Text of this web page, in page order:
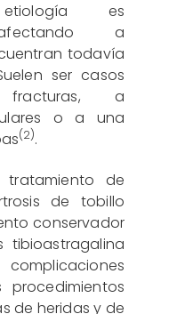
es
a
todavía
ser casos
a
o a una
(2).
tratamiento de
de tobillo
conservador
tibioastragalina
de heridas y de